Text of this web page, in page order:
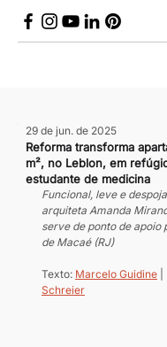
Reforma transforma
m², no Leblon, em
estudante de medicina
29 de jun. de 2025
Funcional, leve e
arquiteta Amanda
serve de ponto de apoio
de Macaé (RJ)
Texto: Marcelo Guidine
Schreier